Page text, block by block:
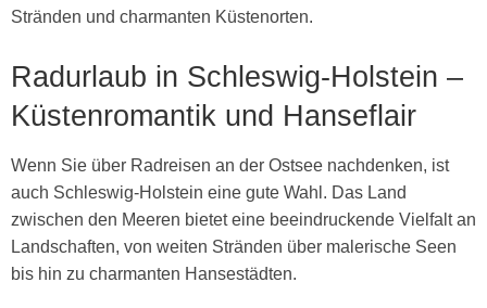
Stränden und charmanten Küstenorten.
Radurlaub in Schleswig-Holstein –
Küstenromantik und Hanseflair
Wenn Sie über Radreisen an der Ostsee nachdenken, ist
auch Schleswig-Holstein eine gute Wahl. Das Land
zwischen den Meeren bietet eine beeindruckende Vielfalt an
Landschaften, von weiten Stränden über malerische Seen
bis hin zu charmanten Hansestädten.